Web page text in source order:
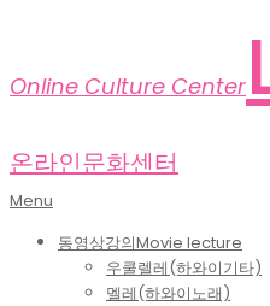
Online Culture Center
온라인문화센터
Primary
Menu
Menu
동영상강의Movie lecture
우쿨렐레(하와이기타)
멜레(하와이노래)